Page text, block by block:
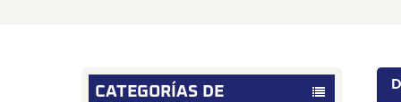
CATEGORÍAS DE